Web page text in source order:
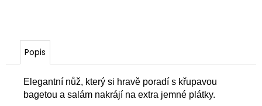
Popis
Elegantní nůž, který si hravě poradí s křupavou
bagetou a salám nakrájí na extra jemné plátky.